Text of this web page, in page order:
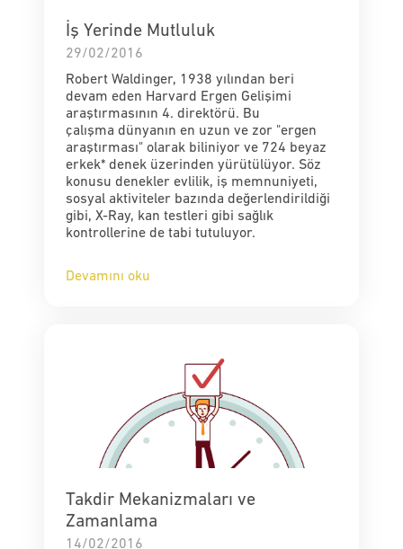
İş Yerinde Mutluluk
29/02/2016
Robert Waldinger, 1938 yılından beri
devam eden Harvard Ergen Gelişimi
araştırmasının 4. direktörü. Bu
çalışma dünyanın en uzun ve zor "ergen
araştırması" olarak biliniyor ve 724 beyaz
erkek* denek üzerinden yürütülüyor. Söz
konusu denekler evlilik, iş memnuniyeti,
sosyal aktiviteler bazında değerlendirildiği
gibi, X-Ray, kan testleri gibi sağlık
kontrollerine de tabi tutuluyor.
Devamını oku
Takdir Mekanizmaları ve
Zamanlama
14/02/2016